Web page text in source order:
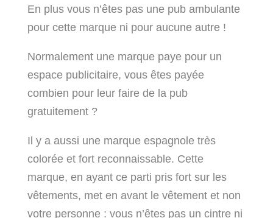
En plus vous n’êtes pas une pub ambulante
pour cette marque ni pour aucune autre !
Normalement une marque paye pour un
espace publicitaire, vous êtes payée
combien pour leur faire de la pub
gratuitement ?
Il y a aussi une marque espagnole très
colorée et fort reconnaissable. Cette
marque, en ayant ce parti pris fort sur les
vêtements, met en avant le vêtement et non
votre personne : vous n’êtes pas un cintre ni